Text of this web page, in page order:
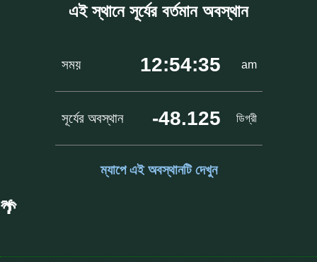
এই স্থানে সূর্যের বর্তমান অবস্থান
সময় 12:54:35 am
সূর্যের অবস্থান -48.125 ডিগ্রী
ম্যাপে এই অবস্থানটি দেখুন
🌴